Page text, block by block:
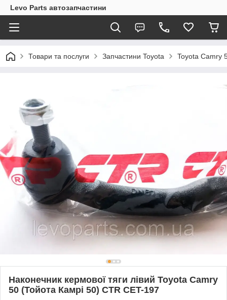
Levo Parts автозапчастини
Товари та послуги Запчастини Toyota Toyota Camry
Наконечник кермової тяги лівий Toyota Camry
50 (Тойота Камрі 50) CTR CET-197